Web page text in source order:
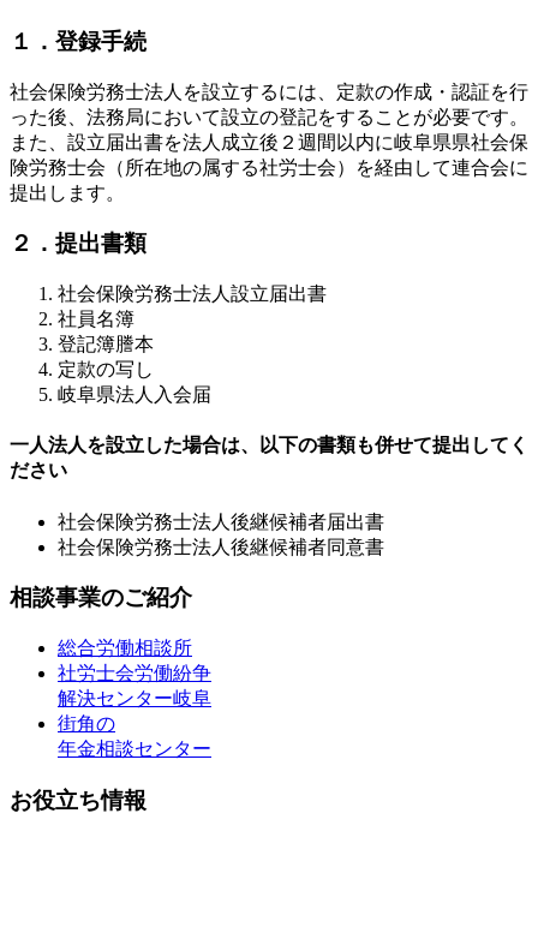
１．登録手続
社会保険労務士法人を設立するには、定款の作成・認証を行
った後、法務局において設立の登記をすることが必要です。
また、設立届出書を法人成立後２週間以内に岐阜県県社会保
険労務士会（所在地の属する社労士会）を経由して連合会に
提出します。
２．提出書類
社会保険労務士法人設立届出書
社員名簿
登記簿謄本
定款の写し
岐阜県法人入会届
一人法人を設立した場合は、以下の書類も併せて提出してく
ださい
社会保険労務士法人後継候補者届出書
社会保険労務士法人後継候補者同意書
相談事業のご紹介
総合労働相談所
社労士会労働紛争
解決センター岐阜
街角の
年金相談センター
お役立ち情報